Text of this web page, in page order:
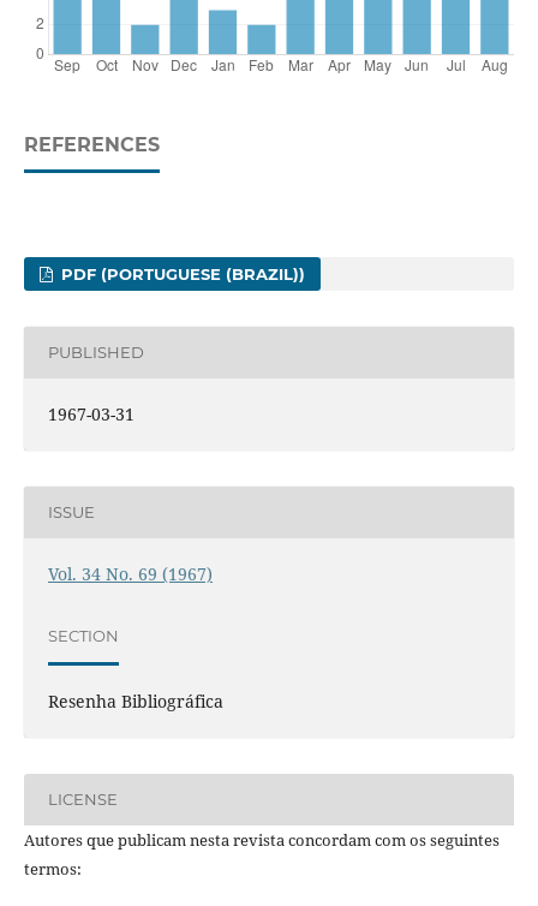
REFERENCES
PDF (PORTUGUESE (BRAZIL))
PUBLISHED
1967-03-31
ISSUE
Vol. 34 No. 69 (1967)
SECTION
Resenha Bibliográfica
LICENSE
Autores que publicam nesta revista concordam com os seguintes
termos: